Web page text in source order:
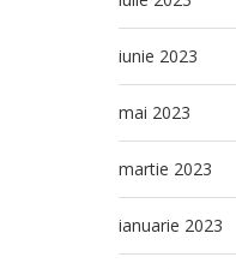
iunie 2023
mai 2023
martie 2023
ianuarie 2023